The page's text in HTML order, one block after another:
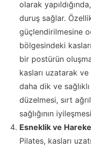
olarak
duruş sağlar.
güçlendirilmesine
bölgesindeki
bir postürün
kasları uzatarak
daha dik ve
düzelmesi, sırt
sağlığının
Esneklik ve
Pilates, kasları